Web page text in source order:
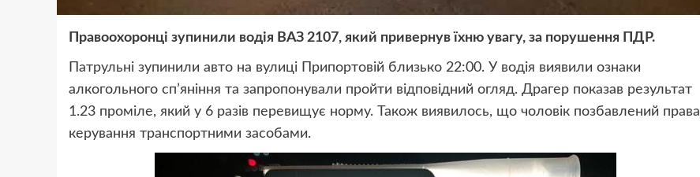
Правоохоронці зупинили водія ВАЗ 2107, який привернув їхню увагу, за порушення ПДР.
Патрульні зупинили авто на вулиці Припортовій близько 22:00. У водія виявили ознаки
алкогольного сп’яніння та запропонували пройти відповідний огляд. Драгер показав результат
1.23 проміле, який у 6 разів перевищує норму. Також виявилось, що чоловік позбавлений права
керування транспортними засобами.